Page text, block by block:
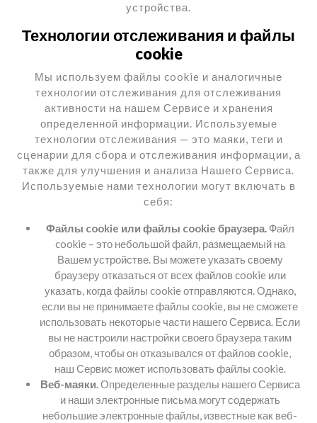
устройства.
Технологии отслеживания и файлы
cookie
Мы используем файлы cookie и аналогичные
технологии отслеживания для отслеживания
активности на нашем Сервисе и хранения
определенной информации. Используемые
технологии отслеживания — это маяки, теги и
сценарии для сбора и отслеживания информации, а
также для улучшения и анализа Нашего Сервиса.
Используемые нами технологии могут включать в
себя:
Файлы cookie или файлы cookie браузера.Файл
cookie – это небольшой файл, размещаемый на
Вашем устройстве. Вы можете указать своему
браузеру отказаться от всех файлов cookie или
указать, когда файлы cookie отправляются. Однако,
если вы не принимаете файлы cookie, вы не сможете
использовать некоторые части нашего Сервиса. Если
вы не настроили настройки своего браузера таким
образом, чтобы он отказывался от файлов cookie,
наш Сервис может использовать файлы cookie.
Веб-маяки.Определенные разделы нашего Сервиса
и наши электронные письма могут содержать
небольшие электронные файлы, известные как веб-